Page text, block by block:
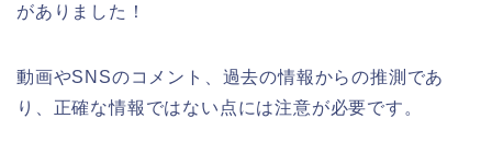
がありました！
動画やSNSのコメント、過去の情報からの推測であ
り、正確な情報ではない点には注意が必要です。